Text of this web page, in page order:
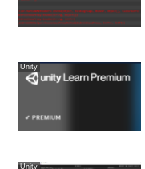
Unity
Unity